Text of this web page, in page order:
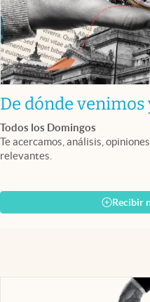
De dónde
Todos los Domingos
Te acercamos, análisis,
relevantes.
Recibir